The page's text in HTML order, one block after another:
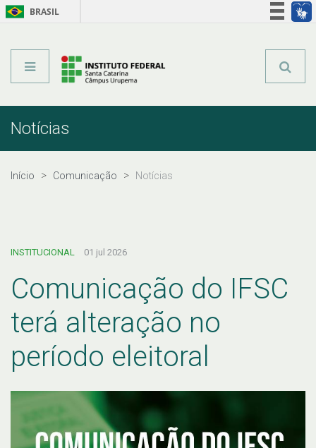
BRASIL
Notícias
Início Comunicação Notícias
INSTITUCIONAL 01 jul 2026
Comunicação do IFSC
terá alteração no
período eleitoral